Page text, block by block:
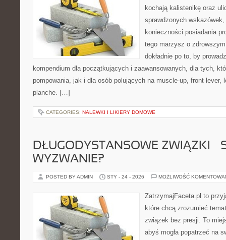
kochają kalistenikę oraz
sprawdzonych
konieczności posiadania
tego marzysz o
dokładnie po to, by
kompendium dla początkujących i zaawansowanych, dla tych,
pompowania, jak i dla osób polujących na muscle-up, front lever,
planche. […]
CATEGORIES: NALEWKI I LIKIERY DOMOWE
DŁUGODYSTANSOWE ZWIĄZKI –
WYZWANIE?
POSTED BY ADMIN STY - 24 - 2026 MOŻLIWOŚĆ
ZatrzymajFaceta.pl to
które chcą zrozumieć
związek bez presji. To
abyś mogła popatrzeć na